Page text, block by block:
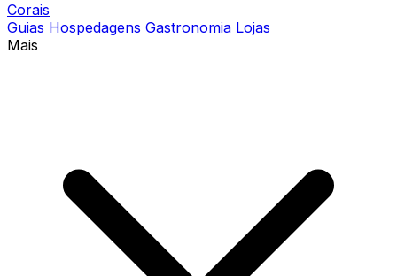
Corais
Guias Hospedagens Gastronomia Lojas
Mais